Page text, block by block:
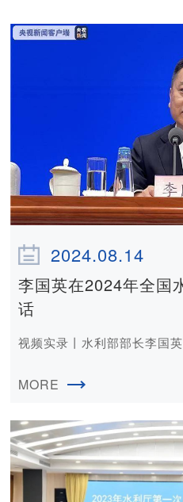
2024.08.14
李国英在2024年全国
话
视频实录丨水利部部长李国
MORE